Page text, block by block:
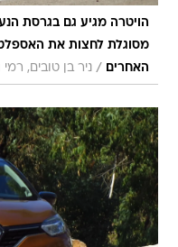
מסוגלת לחצות את
האחרים
/ ניר בן טובים, רמי